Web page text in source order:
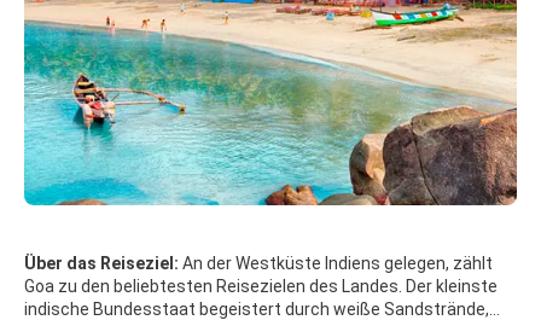
Über das Reiseziel: An der Westküste Indiens gelegen, zählt
Goa zu den beliebtesten Reisezielen des Landes. Der kleinste
indische Bundesstaat begeistert durch weiße Sandstrände,